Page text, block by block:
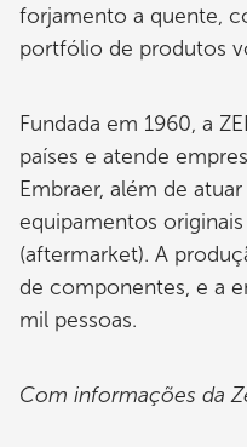
forjamento a quente,
portfólio de produtos
Fundada em 1960, a
países e atende
Embraer, além de
equipamentos
(aftermarket). A
de componentes, e a
mil pessoas.
Com informações da